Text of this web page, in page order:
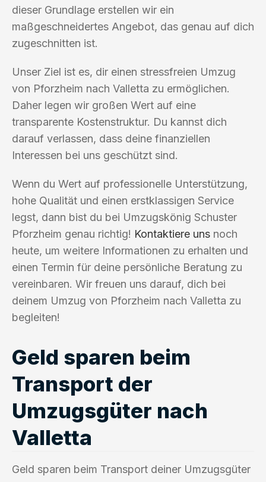
dieser Grundlage erstellen wir ein
maßgeschneidertes Angebot, das genau auf dich
zugeschnitten ist.
Unser Ziel ist es, dir einen stressfreien Umzug
von Pforzheim nach Valletta zu ermöglichen.
Daher legen wir großen Wert auf eine
transparente Kostenstruktur. Du kannst dich
darauf verlassen, dass deine finanziellen
Interessen bei uns geschützt sind.
Wenn du Wert auf professionelle Unterstützung,
hohe Qualität und einen erstklassigen Service
legst, dann bist du bei Umzugskönig Schuster
Pforzheim genau richtig! Kontaktiere uns noch
heute, um weitere Informationen zu erhalten und
einen Termin für deine persönliche Beratung zu
vereinbaren. Wir freuen uns darauf, dich bei
deinem Umzug von Pforzheim nach Valletta zu
begleiten!
Geld sparen beim
Transport der
Umzugsgüter nach
Valletta
Geld sparen beim Transport deiner Umzugsgüter